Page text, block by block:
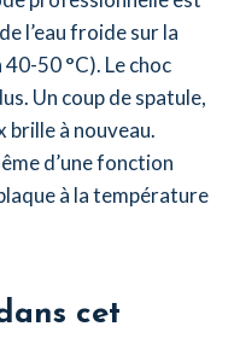
l’eau froide sur la
50 °C). Le choc
Un coup de spatule,
brille à nouveau.
d’une fonction
à la température
cet